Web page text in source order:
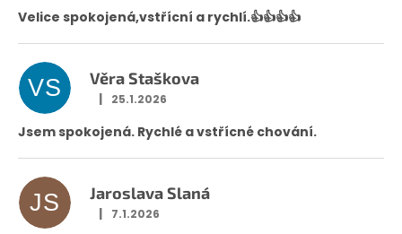
Velice spokojená,vstřícní a rychlí.👍👍👍👍
VS Věra Staškova
Hodnocení obchodu je 5 z 5 hvězdiček.
| 25.1.2026
Jsem spokojená. Rychlé a vstřícné chování.
JS Jaroslava Slaná
Hodnocení obchodu je 5 z 5 hvězdiček.
| 7.1.2026